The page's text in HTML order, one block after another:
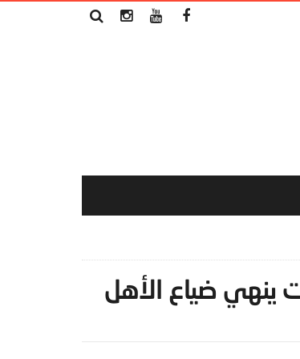
ينهي ضياع الأهل